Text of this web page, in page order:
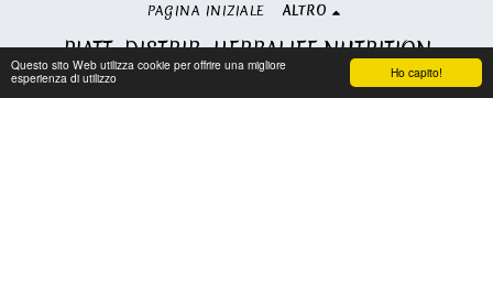
Ho capito!
Questo sito Web utilizza cookie per offrire una migliore
esperienza di utilizzo
PIATT. DISTRIB. HERBALIFE NUTRITION
Copyright © 2026 Tutti i diritti riservati
Condizioni|Privacy
PAGINA INIZIALE ALTRO